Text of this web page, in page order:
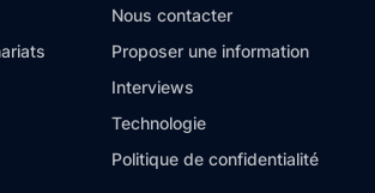
Nous contacter
Proposer une information
Interviews
Technologie
Politique de confidentialité